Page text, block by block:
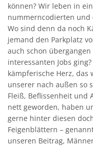
können? Wir leben in
nummerncodierten
Wo sind denn da noch
jemand den Parkplatz
auch schon
interessanten Jobs
kämpferische Herz,
unserer nach außen so
Fleiß, Beflissenheit und
nett geworden, haben
gerne hinter diesen
Feigenblättern –
unseren Beitrag,